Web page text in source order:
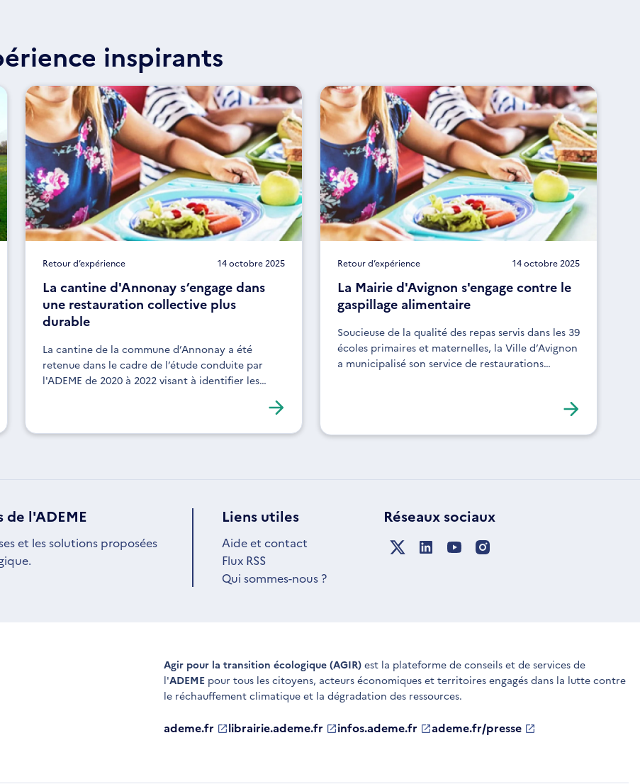
inspirants
Retour d’expérience 14 octobre 2025
La cantine d'Annonay s’engage dans
une restauration collective plus
durable
La cantine de la commune d’Annonay a été
retenue dans le cadre de l’étude conduite par
l'ADEME de 2020 à 2022 visant à identifier les
Retour d’expérience 14 octobre 2025
La Mairie d'Avignon s'engage contre le
gaspillage alimentaire
Soucieuse de la qualité des repas servis dans les 39
écoles primaires et maternelles, la Ville d’Avignon
a municipalisé son service de restaurations
de l'ADEME
et les solutions proposées
Liens utiles
Aide et contact
Flux RSS
Qui sommes-nous ?
Réseaux sociaux
Agir pour la transition écologique (AGIR) est la plateforme de conseils et de services de
l'ADEME pour tous les citoyens, acteurs économiques et territoires engagés dans la lutte contre
le réchauffement climatique et la dégradation des ressources.
ademe.fr
S'ouvre librairie.ademe.fr
S'ouvre infos.ademe.fr
S'ouvre ademe.fr/presse
S'ouvre